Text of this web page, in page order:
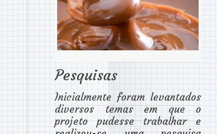
Pesquisas
Inicialmente foram levantados
diversos temas em que o
projeto pudesse trabalhar e